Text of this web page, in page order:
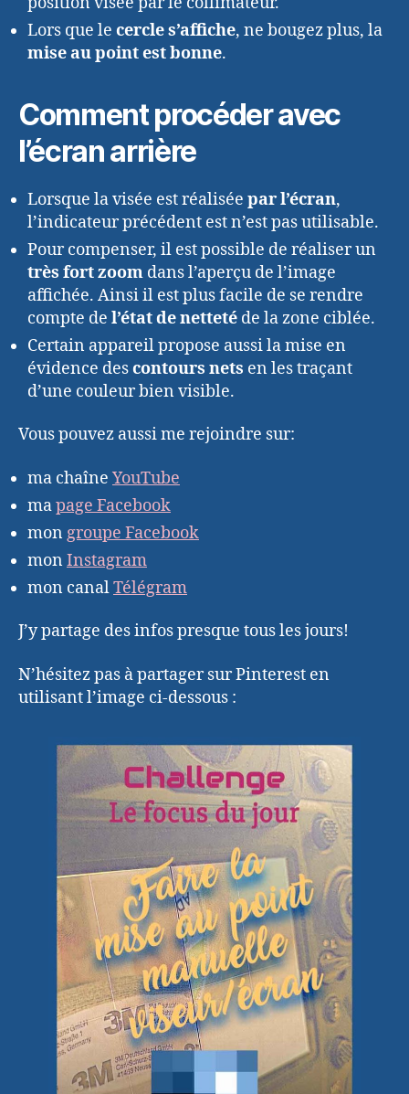
Lors que le cercle s’affiche, ne bougez plus, la
mise au point est bonne.
Comment procéder avec
l’écran arrière
Lorsque la visée est réalisée par l’écran,
l’indicateur précédent est n’est pas utilisable.
Pour compenser, il est possible de réaliser un
très fort zoom dans l’aperçu de l’image
affichée. Ainsi il est plus facile de se rendre
compte de l’état de netteté de la zone ciblée.
Certain appareil propose aussi la mise en
évidence descontours nets en les traçant
d’une couleur bien visible.
Vous pouvez aussi me rejoindre sur:
ma chaîne YouTube
mapage Facebook
mon groupe Facebook
mon Instagram
mon canalTélégram
J’y partage des infos presque tous les jours!
N’hésitez pas à partager sur Pinterest en
utilisant l’image ci-dessous :